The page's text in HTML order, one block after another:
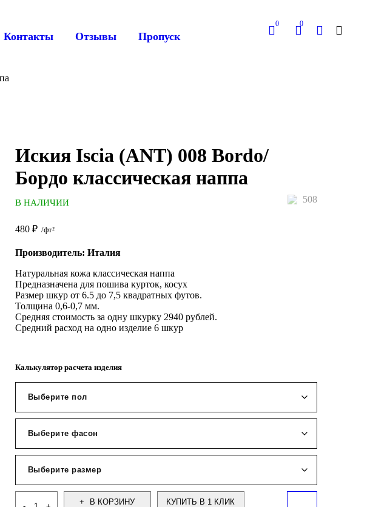
Контакты Отзывы Пропуск
0 0
Иския Iscia (ANT) 008 Bordo/
Бордо классическая наппа
508
В НАЛИЧИИ
480 ₽ /фт²
Производитель: Италия
Натуральная кожа классическая наппа
Предназначена для пошива курток, косух
Размер шкур от 6.5 до 7,5 квадратных футов.
Толщина 0,6-0,7 мм.
Средняя стоимость за одну шкурку 2940 рублей.
Средний расход на одно изделие 6 шкур
Калькулятор расчета изделия
В КОРЗИНУ КУПИТЬ В 1 КЛИК